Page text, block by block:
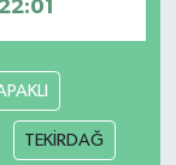
22:01
TEKİRDAĞ